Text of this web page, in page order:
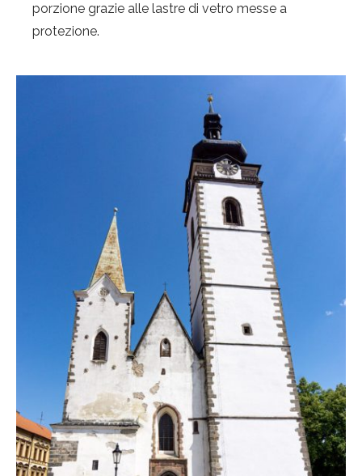
porzione grazie alle lastre di vetro messe a
protezione.